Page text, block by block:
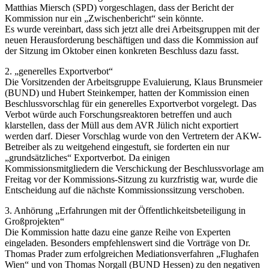
Matthias Miersch (SPD) vorgeschlagen, dass der Bericht der
Kommission nur ein „Zwischenbericht“ sein könnte.
Es wurde vereinbart, dass sich jetzt alle drei Arbeitsgruppen mit der
neuen Herausforderung beschäftigen und dass die Kommission auf
der Sitzung im Oktober einen konkreten Beschluss dazu fasst.
2. „generelles Exportverbot“
Die Vorsitzenden der Arbeitsgruppe Evaluierung, Klaus Brunsmeier
(BUND) und Hubert Steinkemper, hatten der Kommission einen
Beschlussvorschlag für ein generelles Exportverbot vorgelegt. Das
Verbot würde auch Forschungsreaktoren betreffen und auch
klarstellen, dass der Müll aus dem AVR Jülich nicht exportiert
werden darf. Dieser Vorschlag wurde von den Vertretern der AKW-
Betreiber als zu weitgehend eingestuft, sie forderten ein nur
„grundsätzliches“ Exportverbot. Da einigen
Kommissionsmitgliedern die Verschickung der Beschlussvorlage am
Freitag vor der Kommissions-Sitzung zu kurzfristig war, wurde die
Entscheidung auf die nächste Kommissionssitzung verschoben.
3. Anhörung „Erfahrungen mit der Öffentlichkeitsbeteiligung in
Großprojekten“
Die Kommission hatte dazu eine ganze Reihe von Experten
eingeladen. Besonders empfehlenswert sind die Vorträge von Dr.
Thomas Prader zum erfolgreichen Mediationsverfahren „Flughafen
Wien“ und von Thomas Norgall (BUND Hessen) zu den negativen